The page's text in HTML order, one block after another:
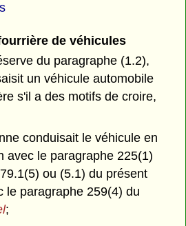
de véhicules
du paragraphe (1.2),
un véhicule automobile
s'il a des motifs de croire,
conduisait le véhicule en
avec le paragraphe 225(1)
ou (5.1) du présent
le paragraphe 259(4) du
;